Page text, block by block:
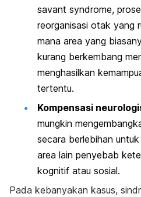
savant syndrome,
reorganisasi otak yang
mana area yang
kurang berkembang
menghasilkan
tertentu.
Kompensasi
mungkin
secara berlebihan
area lain penyebab
kognitif atau sosial.
Pada kebanyakan kasus,